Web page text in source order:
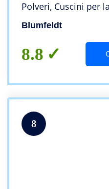
Polveri, Cuscini per
Volta, Schienale
Blumfeldt
8.8
8